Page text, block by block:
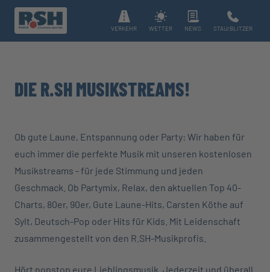
VERKEHR WETTER NEWS STAU/BLITZER
DIE R.SH MUSIKSTREAMS!
Ob gute Laune, Entspannung oder Party: Wir haben für
euch immer die perfekte Musik mit unseren kostenlosen
Musikstreams - für jede Stimmung und jeden
Geschmack. Ob Partymix, Relax, den aktuellen Top 40-
Charts, 80er, 90er, Gute Laune-Hits, Carsten Köthe auf
Sylt, Deutsch-Pop oder Hits für Kids. Mit Leidenschaft
zusammengestellt von den R.SH-Musikprofis.
Hört nonstop eure Lieblingsmusik. Jederzeit und überall